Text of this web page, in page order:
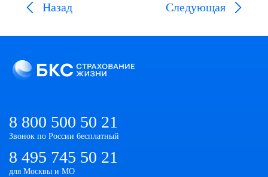
Назад Следующая
8 800 500 50 21
Звонок по России бесплатный
8 495 745 50 21
для Москвы и МО